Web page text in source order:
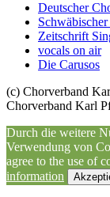
Deutscher
Zeitschrift
vocals on air
Die Carusos
(c) Chorverband
Chorverband Karl
Durch die weitere
Verwendung von
agree to the use of
information